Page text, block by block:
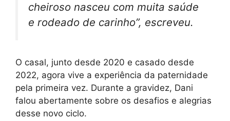
cheiroso nasceu com muita saúde
e rodeado de carinho”, escreveu.
O casal, junto desde 2020 e casado desde
2022, agora vive a experiência da paternidade
pela primeira vez. Durante a gravidez, Dani
falou abertamente sobre os desafios e alegrias
desse novo ciclo.